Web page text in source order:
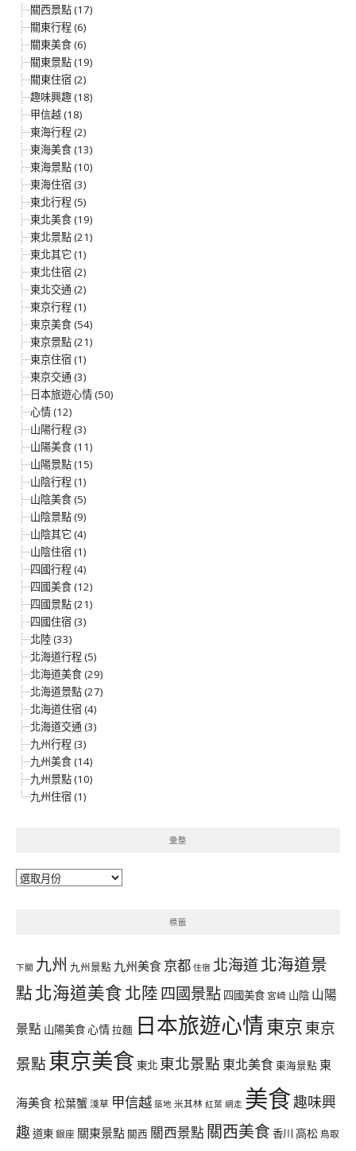
關西景點 (17)
關東行程 (6)
關東美食 (6)
關東景點 (19)
關東住宿 (2)
趣味興趣 (18)
甲信越 (18)
東海行程 (2)
東海美食 (13)
東海景點 (10)
東海住宿 (3)
東北行程 (5)
東北美食 (19)
東北景點 (21)
東北其它 (1)
東北住宿 (2)
東北交通 (2)
東京行程 (1)
東京美食 (54)
東京景點 (21)
東京住宿 (1)
東京交通 (3)
日本旅遊心情 (50)
心情 (12)
山陽行程 (3)
山陽美食 (11)
山陽景點 (15)
山陰行程 (1)
山陰美食 (5)
山陰景點 (9)
山陰其它 (4)
山陰住宿 (1)
四國行程 (4)
四國美食 (12)
四國景點 (21)
四國住宿 (3)
北陸 (33)
北海道行程 (5)
北海道美食 (29)
北海道景點 (27)
北海道住宿 (4)
北海道交通 (3)
九州行程 (3)
九州美食 (14)
九州景點 (10)
九州住宿 (1)
彙整
彙
標籤
下關 九州 九州景點 九州美食 京都 住宿 北海道北海道景
點北海道美食北陸四國景點 四國美食 宮崎 山陰 山陽
景點 山陽美食心情拉麵 日本旅遊心情東京 東京
景點 東京美食東北 東北景點 東北美食東海景點 東
海美食松葉蟹淺草 甲信越 築地 米其林 紅葉 網走 美食趣味興
趣 道東銀座 關東景點 關西 關西景點 關西美食香川 高松 鳥取